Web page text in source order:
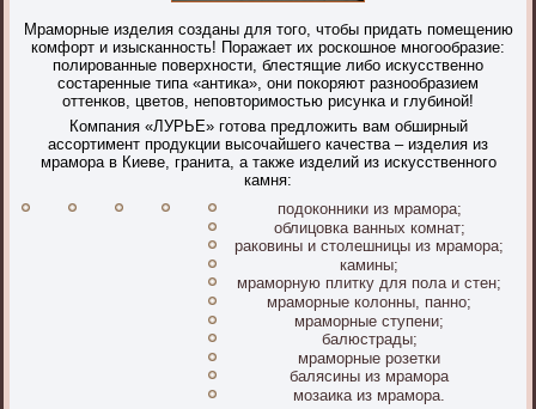
Мраморные изделия созданы для того, чтобы придать помещению
комфорт и изысканность! Поражает их роскошное многообразие:
полированные поверхности, блестящие либо искусственно
состаренные типа «антика», они покоряют разнообразием
оттенков, цветов, неповторимостью рисунка и глубиной!
Компания «ЛУРЬЕ» готова предложить вам обширный
ассортимент продукции высочайшего качества – изделия из
мрамора в Киеве, гранита, а также изделий из искусственного
камня:
подоконники из мрамора;
облицовка ванных комнат;
раковины и столешницы из мрамора;
камины;
мраморную плитку для пола и стен;
мраморные колонны, панно;
мраморные ступени;
балюстрады;
мраморные розетки
балясины из мрамора
мозаика из мрамора.